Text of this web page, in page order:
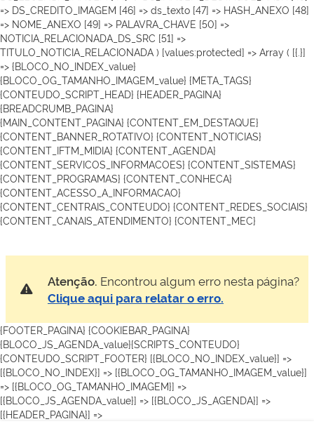
=> DS_CREDITO_IMAGEM [46] => ds_texto [47] => HASH_ANEXO [48]
=> NOME_ANEXO [49] => PALAVRA_CHAVE [50] =>
NOTICIA_RELACIONADA_DS_SRC [51] =>
TITULO_NOTICIA_RELACIONADA ) [values:protected] => Array ( [{.}]
=> {BLOCO_NO_INDEX_value}
{BLOCO_OG_TAMANHO_IMAGEM_value} {META_TAGS}
{CONTEUDO_SCRIPT_HEAD} {HEADER_PAGINA}
{BREADCRUMB_PAGINA}
{MAIN_CONTENT_PAGINA} {CONTENT_EM_DESTAQUE}
{CONTENT_BANNER_ROTATIVO} {CONTENT_NOTICIAS}
{CONTENT_IFTM_MIDIA} {CONTENT_AGENDA}
{CONTENT_SERVICOS_INFORMACOES} {CONTENT_SISTEMAS}
{CONTENT_PROGRAMAS} {CONTENT_CONHECA}
{CONTENT_ACESSO_A_INFORMACAO}
{CONTENT_CENTRAIS_CONTEUDO} {CONTENT_REDES_SOCIAIS}
{CONTENT_CANAIS_ATENDIMENTO} {CONTENT_MEC}
Atenção. Encontrou algum erro nesta página?
Clique aqui para relatar o erro.
{FOOTER_PAGINA} {COOKIEBAR_PAGINA}
{BLOCO_JS_AGENDA_value}{SCRIPTS_CONTEUDO}
{CONTEUDO_SCRIPT_FOOTER} [{BLOCO_NO_INDEX_value}] =>
[{BLOCO_NO_INDEX}] => [{BLOCO_OG_TAMANHO_IMAGEM_value}]
=> [{BLOCO_OG_TAMANHO_IMAGEM}] =>
[{BLOCO_JS_AGENDA_value}] => [{BLOCO_JS_AGENDA}] =>
[{HEADER_PAGINA}] =>